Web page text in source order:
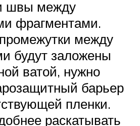
швы между
фрагментами.
между
будут заложены
ватой, нужно
барьер
пленки.
раскатывать